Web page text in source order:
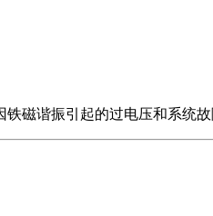
磁谐振引起的过电压和系统